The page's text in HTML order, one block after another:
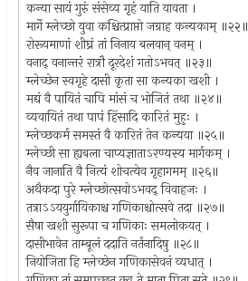
कन्या सायं गुरुं संसेव्य गृहं याति यावता ।
मार्गे म्लेच्छो युवा कश्चित्प्राप्तो जग्राह कन्यकाम् ॥२२॥
रोरूयमाणां शीघ्रं तां निनाय बलवान् वनम् ।
वनाद् वनान्तरं रात्रौ दूरदेशं गतोऽभवत् ॥२३॥
म्लेच्छेन स्वगृहे दासी कृता सा कन्यका खशी ।
मद्यं वै पायितं चापि मांसं च भोजितं तथा ॥२४॥
व्यवायितं तथा पापं हिंसादि कारितं मुहुः ।
म्लेच्छकर्म समस्तं वै कारितं तेन कन्यया ॥२५॥
म्लेच्छी सा ह्यबला चाप्यज्ञाताऽरण्यस्य मार्गकम् ।
नैव जानाति वै नित्यं शोचत्येव गृहागमम् ॥२६॥
अथैकदा पुरे म्लेच्छोत्सवोऽभवद् विवाहजः ।
तत्राऽऽययुर्गायिकाश्च गणिकाश्चोत्सवे तदा ॥२७॥
सैषा खशी सुरूपा च गणिकाः समलोकयत् ।
दासीभावेन ताम्बूलं ददाति नर्तनादिषु ॥२८॥
नियोजिता हि म्लेच्छेन गणिकासेवनं व्यधात् ।